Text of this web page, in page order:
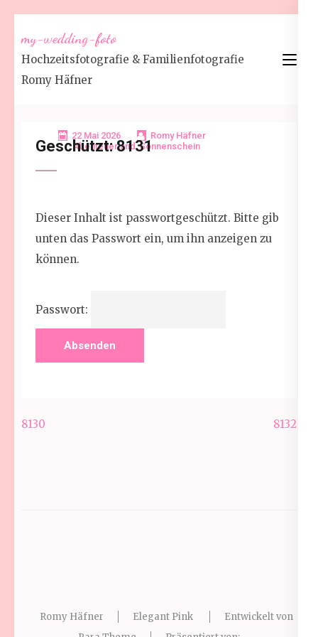
Inhalt
springen
(Enter
my-wedding-foto
Hochzeitsfotografie & Familienfotografie
Romy Häfner
22 Mai 2026
Romy Häfner
Abenteuerland,Sonnenschein
Geschützt: 8131
Dieser Inhalt ist passwortgeschützt. Bitte gib
unten das Passwort ein, um ihn anzeigen zu
können.
Passwort:
Beitragsnavigation
8130 8132
Romy Häfner Elegant Pink
Entwickelt von